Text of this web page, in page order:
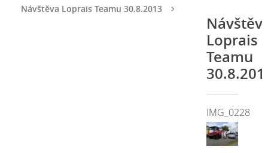
Návštěva Loprais Teamu 30.8.2013
Loprais
Teamu
IMG_0228